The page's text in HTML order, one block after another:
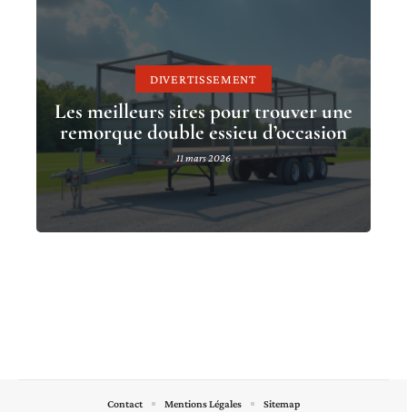
DIVERTISSEMENT
Les meilleurs sites pour trouver une
remorque double essieu d’occasion
11 mars 2026
Contact Mentions Légales Sitemap